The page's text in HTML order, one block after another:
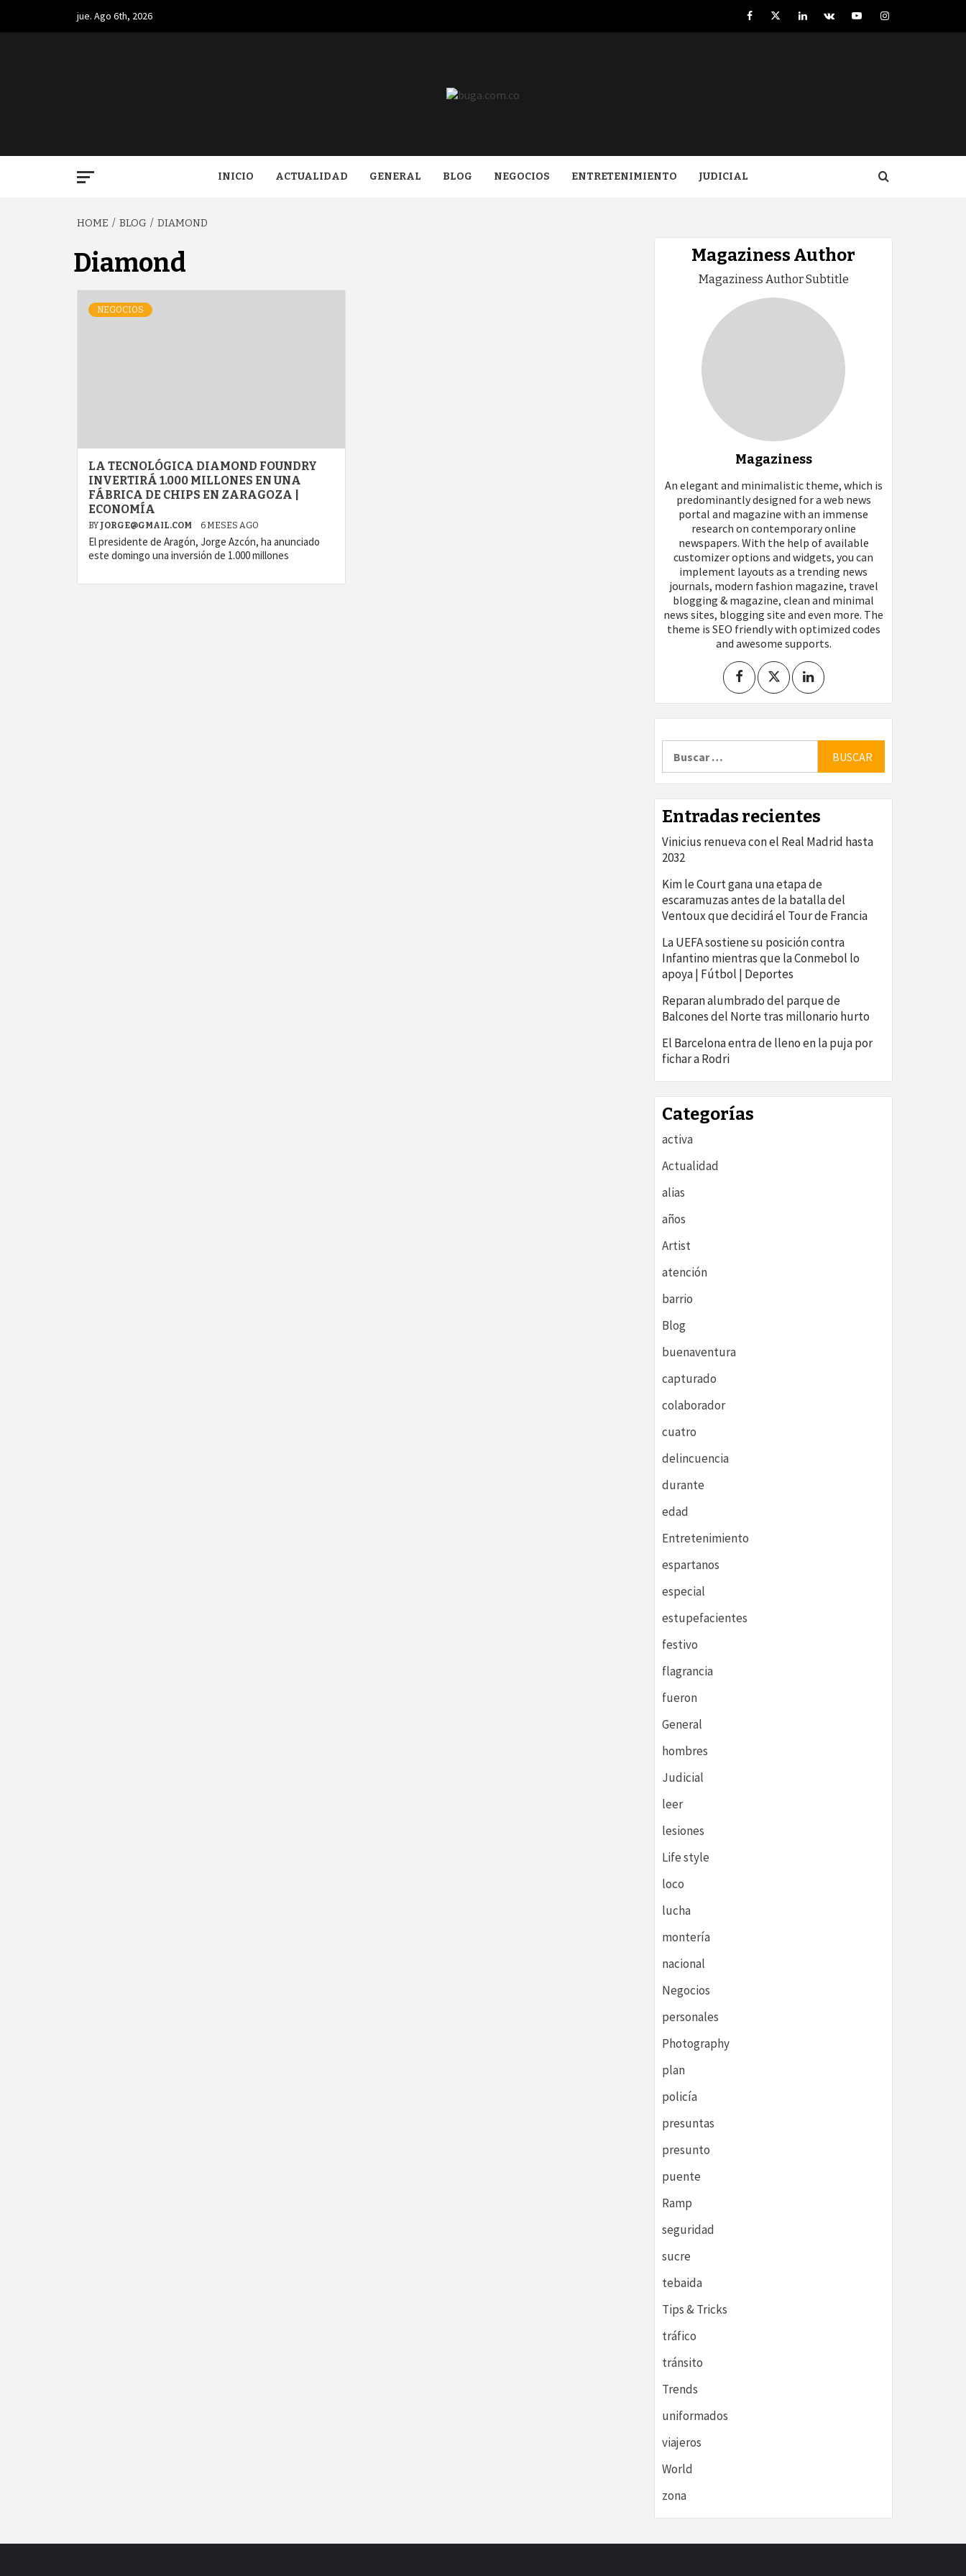
content
jue. Ago 6th, 2026 FacebookTwitterLinkedIn
VK YouTubeInstagram
BUGA.COM.CO
INICIO ACTUALIDAD GENERAL BLOG NEGOCIOS ENTRETENIMIENTO JUDICIAL
HOME BLOG DIAMOND
Diamond
NEGOCIOS
LA TECNOLÓGICA DIAMOND FOUNDRY
INVERTIRÁ 1.000 MILLONES EN UNA
FÁBRICA DE CHIPS EN ZARAGOZA |
ECONOMÍA
BY JORGE@GMAIL.COM 6 MESES AGO
El presidente de Aragón, Jorge Azcón, ha anunciado
este domingo una inversión de 1.000 millones
Magaziness Author
Magaziness Author Subtitle
Magaziness
An elegant and minimalistic theme, which is
predominantly designed for a web news
portal and magazine with an immense
research on contemporary online
newspapers. With the help of available
customizer options and widgets, you can
implement layouts as a trending news
journals, modern fashion magazine, travel
blogging & magazine, clean and minimal
news sites, blogging site and even more. The
theme is SEO friendly with optimized codes
and awesome supports.
Entradas recientes
Vinicius renueva con el Real Madrid hasta
2032
Kim le Court gana una etapa de
escaramuzas antes de la batalla del
Ventoux que decidirá el Tour de Francia
La UEFA sostiene su posición contra
Infantino mientras que la Conmebol lo
apoya | Fútbol | Deportes
Reparan alumbrado del parque de
Balcones del Norte tras millonario hurto
El Barcelona entra de lleno en la puja por
fichar a Rodri
Categorías
activa
Actualidad
alias
años
Artist
atención
barrio
Blog
buenaventura
capturado
colaborador
cuatro
delincuencia
durante
edad
Entretenimiento
espartanos
especial
estupefacientes
festivo
flagrancia
fueron
General
hombres
Judicial
leer
lesiones
Life style
loco
lucha
montería
nacional
Negocios
personales
Photography
plan
policía
presuntas
presunto
puente
Ramp
seguridad
sucre
tebaida
Tips & Tricks
tráfico
tránsito
Trends
uniformados
viajeros
World
zona